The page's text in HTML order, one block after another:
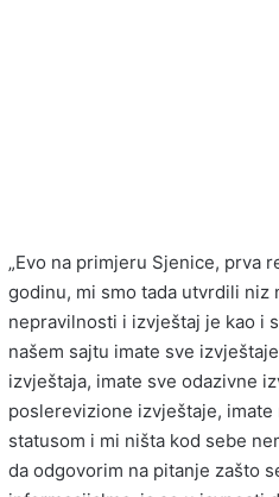
„Evo na primjeru Sjenice, prva
godinu, mi smo tada utvrdili niz
nepravilnosti i izvještaj je kao i
našem sajtu imate sve
izvještaja, imate sve odazivne
poslerevizione izvještaje,
statusom i mi ništa kod sebe
da odgovorim na pitanje zašto